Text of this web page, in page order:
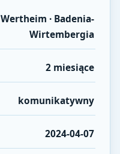
Wertheim · Badenia-
Wirtembergia
2 miesiące
komunikatywny
2024-04-07